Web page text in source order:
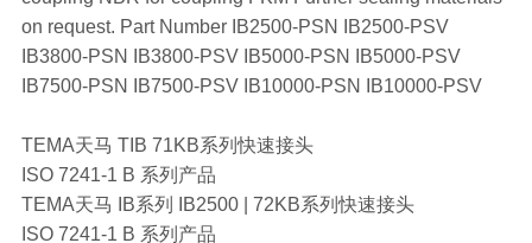
on request. Part Number IB2500-PSN IB2500-PSV
IB3800-PSN IB3800-PSV IB5000-PSN IB5000-PSV
IB7500-PSN IB7500-PSV IB10000-PSN IB10000-PSV
TEMA天马 TIB 71KB系列快速接头
ISO 7241-1 B 系列产品
TEMA天马 IB系列 IB2500 | 72KB系列快速接头
ISO 7241-1 B 系列产品